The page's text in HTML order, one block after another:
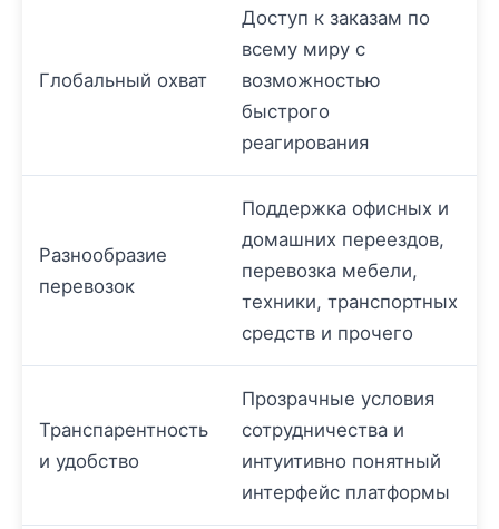
Глобальный охват
Доступ к заказам по
всему миру с
возможностью
быстрого
реагирования
Разнообразие
перевозок
Поддержка офисных и
домашних переездов,
перевозка мебели,
техники, транспортных
средств и прочего
Транспарентность
и удобство
Прозрачные условия
сотрудничества и
интуитивно понятный
интерфейс платформы